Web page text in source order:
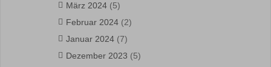
März 2024 (5)
Februar 2024 (2)
Januar 2024 (7)
Dezember 2023 (5)